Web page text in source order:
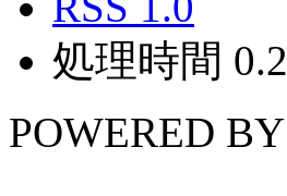
処理時間
POWERED BY